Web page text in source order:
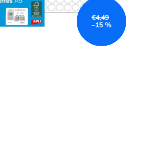
€4,49
–15 %